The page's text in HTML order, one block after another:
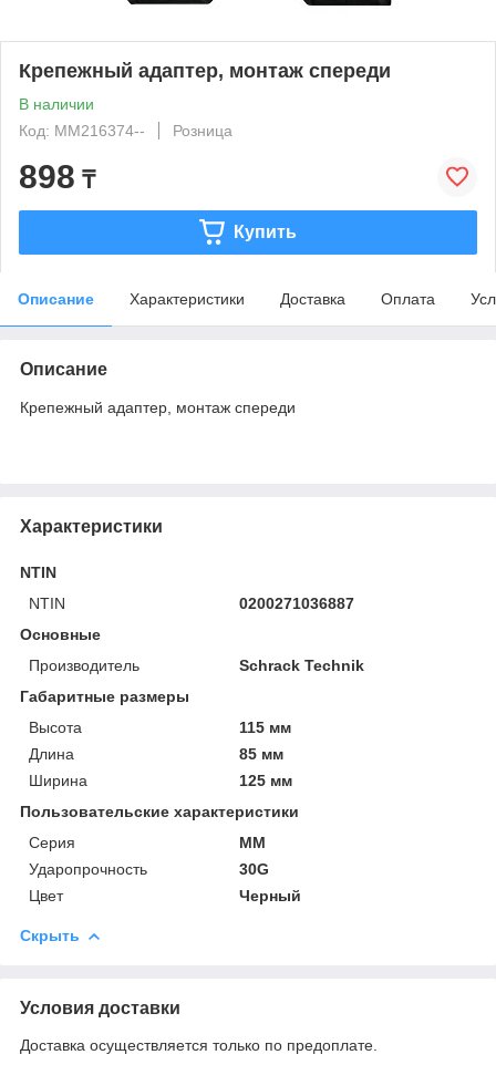
Крепежный адаптер, монтаж спереди
В наличии
Код: MM216374--
Розница
898 ₸
Купить
Описание Характеристики Доставка Оплата
Описание
Крепежный адаптер, монтаж спереди
Характеристики
NTIN
NTIN
0200271036887
Основные
Производитель
Schrack Technik
Габаритные размеры
Высота
115 мм
Длина
85 мм
Ширина
125 мм
Пользовательские характеристики
Серия
MM
Ударопрочность
30G
Цвет
Черный
Скрыть
Условия доставки
Доставка осуществляется только по предоплате.